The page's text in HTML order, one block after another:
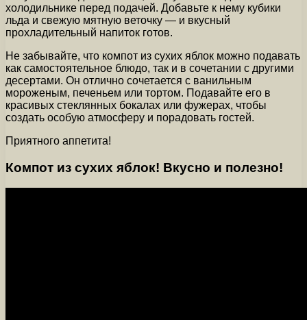
холодильнике перед подачей. Добавьте к нему кубики
льда и свежую мятную веточку — и вкусный
прохладительный напиток готов.
Не забывайте, что компот из сухих яблок можно подавать
как самостоятельное блюдо, так и в сочетании с другими
десертами. Он отлично сочетается с ванильным
мороженым, печеньем или тортом. Подавайте его в
красивых стеклянных бокалах или фужерах, чтобы
создать особую атмосферу и порадовать гостей.
Приятного аппетита!
Компот из сухих яблок! Вкусно и полезно!